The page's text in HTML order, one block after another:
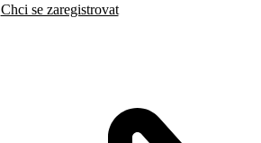
Chci se zaregistrovat